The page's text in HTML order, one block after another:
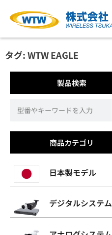
タグ: WTW EAGLE
製品検索
商品カテゴリ
日本製モデル
デジタルシステム